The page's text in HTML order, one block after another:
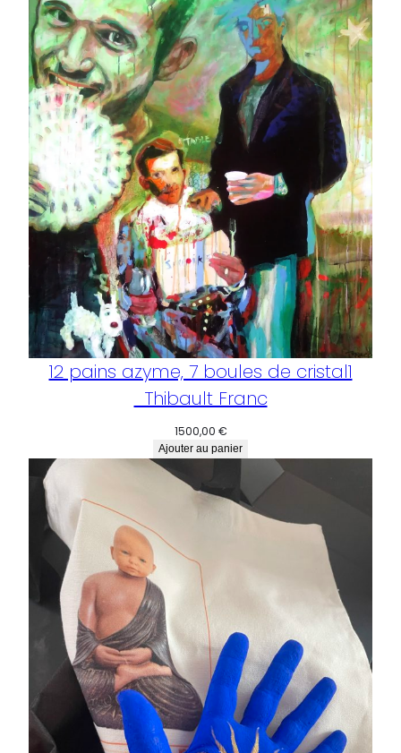
12 pains azyme, 7 boules de cristal1
_Thibault Franc
1500,00 €
Ajouter au panier